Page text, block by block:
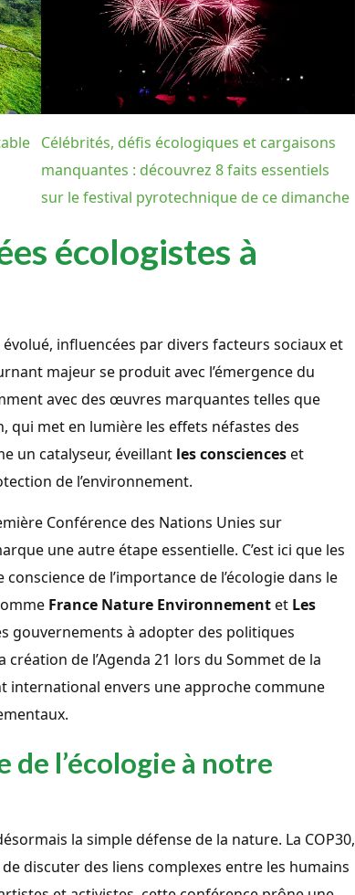
Célébrités, défis écologiques et cargaisons
manquantes : découvrez 8 faits essentiels
sur le festival pyrotechnique de ce dimanche
écologistes à
influencées par divers facteurs sociaux et
majeur se produit avec l’émergence du
avec des œuvres marquantes telles que
qui met en lumière les effets néfastes des
un catalyseur, éveillant les conscienceset
de l’environnement.
Conférence des Nations Unies sur
une autre étape essentielle. C’est ici que les
de l’importance de l’écologie dans le
France Nature Environnementet Les
gouvernements à adopter des politiques
de l’Agenda 21 lors du Sommet de la
international envers une approche commune
de l’écologie à notre
la simple défense de la nature. La COP30,
discuter des liens complexes entre les humains